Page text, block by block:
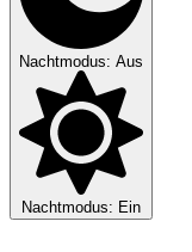
Nachtmodus: Aus
Nachtmodus: Ein